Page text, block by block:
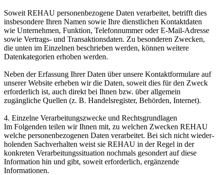
Soweit REHAU personenbezogene Daten verarbeitet, betrifft dies
insbesondere Ihren Namen sowie Ihre dienstlichen Kontaktdaten
wie Unternehmen, Funktion, Telefonnummer oder E-Mail-Adresse
sowie Vertrags- und Transaktionsdaten. Zu besonderen Zwecken,
die unten im Einzelnen beschrieben werden, können weitere
Datenkategorien erhoben werden.
Neben der Erfassung Ihrer Daten über unsere Kontaktformulare auf
unserer Website erheben wir die Daten, soweit dies für den Zweck
erforderlich ist, auch direkt bei Ihnen bzw. über allgemein
zugängliche Quellen (z. B. Handelsregister, Behörden, Internet).
4. Einzelne Verarbeitungszwecke und Rechtsgrundlagen
Im Folgenden teilen wir Ihnen mit, zu welchen Zwecken REHAU
welche personen­bezogenen Daten verarbeitet. Bei sich nicht wieder­
holenden Sachverhalten weist sie REHAU in der Regel in der
konkreten Verarbeitungs­situation nochmals gesondert auf diese
Information hin und gibt, soweit erforderlich, ergänzende
Informationen.